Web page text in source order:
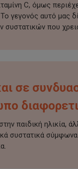
C, όμως
γεγονός αυτό μας
που
σε
παιδική
συστατικά